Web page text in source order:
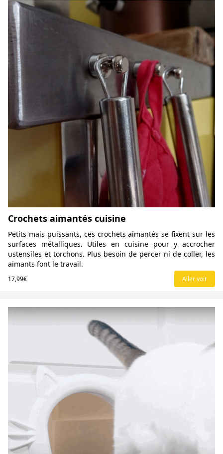
Crochets aimantés cuisine
Petits mais puissants, ces crochets aimantés se fixent sur les
surfaces métalliques. Utiles en cuisine pour y accrocher
ustensiles et torchons. Plus besoin de percer ni de coller, les
aimants font le travail.
17,99€ Aller voir